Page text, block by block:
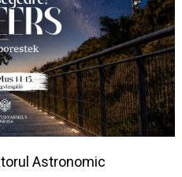
Astronomic